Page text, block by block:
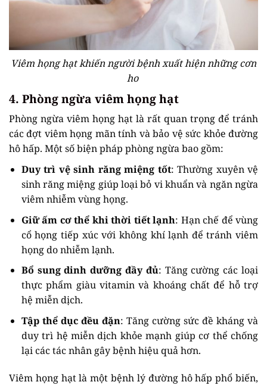
Viêm họng hạt khiến người bệnh xuất hiện những cơn
ho
4. Phòng ngừa viêm họng hạt
Phòng ngừa viêm họng hạt là rất quan trọng để tránh
các đợt viêm họng mãn tính và bảo vệ sức khỏe đường
hô hấp. Một số biện pháp phòng ngừa bao gồm:
Duy trì vệ sinh răng miệng tốt: Thường xuyên vệ
sinh răng miệng giúp loại bỏ vi khuẩn và ngăn ngừa
viêm nhiễm vùng họng.
Giữ ấm cơ thể khi thời tiết lạnh: Hạn chế để vùng
cổ họng tiếp xúc với không khí lạnh để tránh viêm
họng do nhiễm lạnh.
Bổ sung dinh dưỡng đầy đủ: Tăng cường các loại
thực phẩm giàu vitamin và khoáng chất để hỗ trợ
hệ miễn dịch.
Tập thể dục đều đặn: Tăng cường sức đề kháng và
duy trì hệ miễn dịch khỏe mạnh giúp cơ thể chống
lại các tác nhân gây bệnh hiệu quả hơn.
Viêm họng hạt là một bệnh lý đường hô hấp phổ biến,